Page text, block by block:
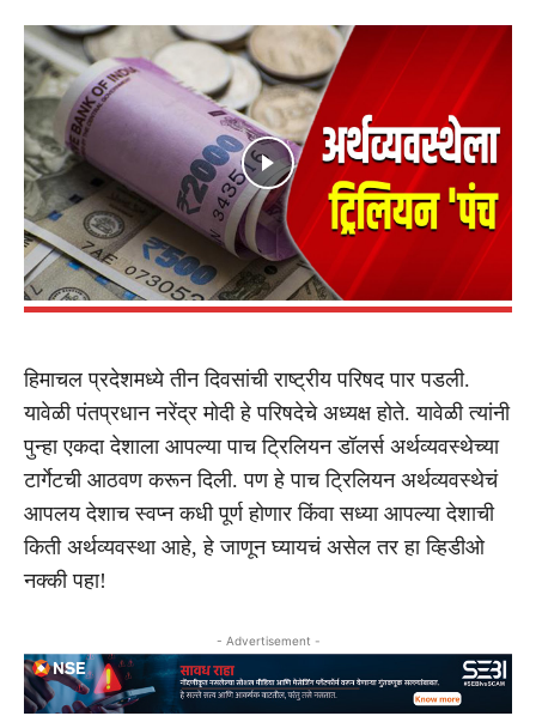
हिमाचल प्रदेशमध्ये तीन दिवसांची राष्ट्रीय परिषद पार पडली.
यावेळी पंतप्रधान नरेंद्र मोदी हे परिषदेचे अध्यक्ष होते. यावेळी त्यांनी
पुन्हा एकदा देशाला आपल्या पाच ट्रिलियन डॉलर्स अर्थव्यवस्थेच्या
टार्गेटची आठवण करून दिली. पण हे पाच ट्रिलियन अर्थव्यवस्थेचं
आपलय देशाच स्वप्न कधी पूर्ण होणार किंवा सध्या आपल्या देशाची
किती अर्थव्यवस्था आहे, हे जाणून घ्यायचं असेल तर हा व्हिडीओ
नक्की पहा!
- Advertisement -